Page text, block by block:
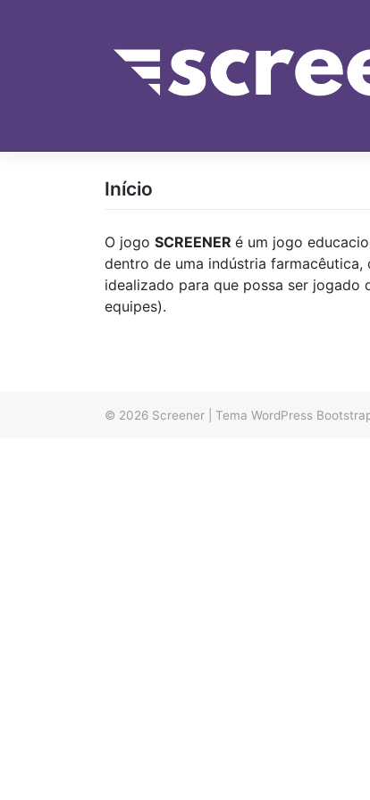
Início
O jogo SCREENER é um jogo
dentro de uma indústria
idealizado para que possa ser jogado
equipes).
© 2026 Screener Tema WordPress